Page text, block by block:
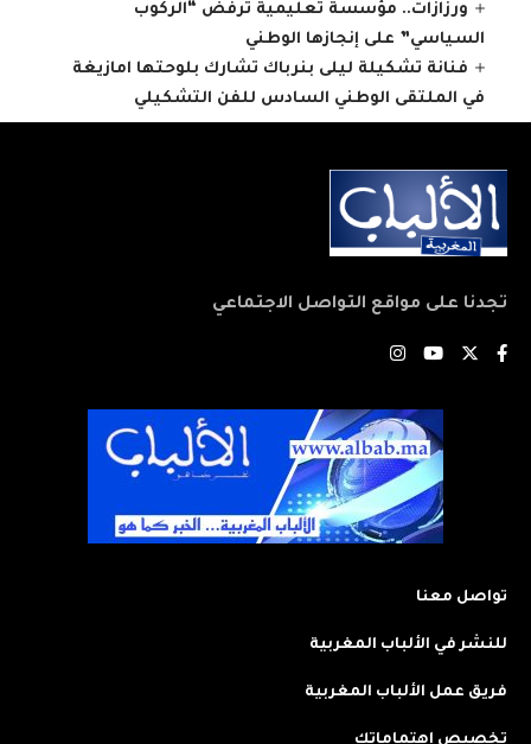
ورزازات.. مؤسسة تعليمية ترفض “الركوب
السياسي” على إنجازها الوطني
فنانة تشكيلة ليلى بنرباك تشارك بلوحتها امازيغة
في الملتقى الوطني السادس للفن التشكيلي
تجدنا على مواقع التواصل الاجتماعي
تواصل معنا
للنشر في الألباب المغربية
فريق عمل الألباب المغربية